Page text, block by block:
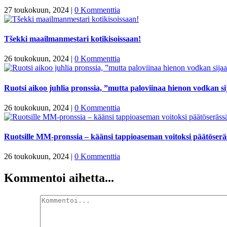
27 toukokuun, 2024 | 0 Kommenttia
Tšekki maailmanmestari kotikisoissaan!
26 toukokuun, 2024 | 0 Kommenttia
Ruotsi aikoo juhlia pronssia, ”mutta paloviinaa hienon vodkan
26 toukokuun, 2024 | 0 Kommenttia
Ruotsille MM-pronssia – käänsi tappioaseman voitoksi
26 toukokuun, 2024 | 0 Kommenttia
Kommentoi aihetta...